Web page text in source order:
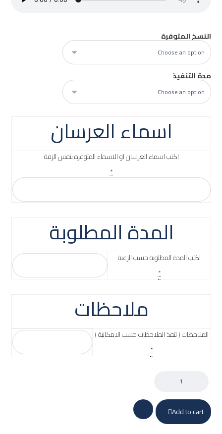
النسخ المتوفرة
مدة التنفيذ
اسماء العرسان
اكتب اسماء العرسان او الاسماء المتوفره بنفس الزفة
*
المدة المطلوبة
اكتب المدة المطلوبة حسب الرغبة
*
ملاحظات
الملاحظات ( تنفذ الملاحظات حسب الامكانية )
*
Add to cart